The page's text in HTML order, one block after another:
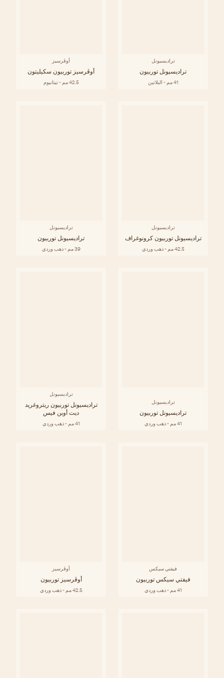
تراديسيونل
تراديسيونل توربيون
41 مم - البلاتين
أوڤرسيز
أوڤرسيز توربيون سكيليتون
42.5 مم - تيتانيوم
تراديسيونل
تراديسيونل توربيون كرونوغراف
42.5 مم - ذهب وردي
تراديسيونل
تراديسيونل توربيون
39 مم - ذهب وردي
تراديسيونل
تراديسيونل توربيون
41 مم - ذهب وردي
تراديسيونل
تراديسيونل توربيون ريتروغريد
ديت أوبن فيس
41 مم - ذهب وردي
فيفتي سيكس
فيفتي سيكس توربيون
41 مم - ذهب وردي
أوڤرسيز
أوڤرسيز توربيون
42.5 مم - ذهب وردي